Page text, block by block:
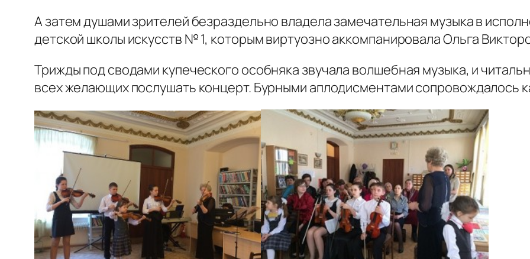
А затем душами зрителей безраздельно владела замечательная музыка в
детской школы искусств № 1, которым виртуозно аккомпанировала Ольга
Трижды под сводами купеческого особняка звучала волшебная музыка, и
всех желающих послушать концерт. Бурными аплодисментами сопровождалось